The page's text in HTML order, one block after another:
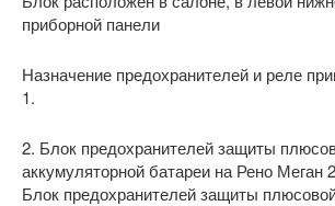
приборной панели
Назначение предохранителей и реле
1.
2. Блок предохранителей защиты
аккумуляторной батареи на Рено Меган 2
Блок предохранителей защиты